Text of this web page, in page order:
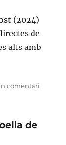
(2024)
de
alts amb
comentari
de